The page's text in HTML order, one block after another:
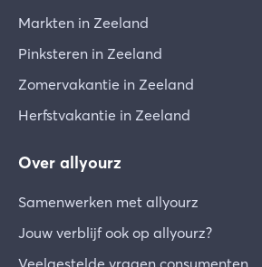
Markten in Zeeland
Pinksteren in Zeeland
Zomervakantie in Zeeland
Herfstvakantie in Zeeland
Over allyourz
Samenwerken met allyourz
Jouw verblijf ook op allyourz?